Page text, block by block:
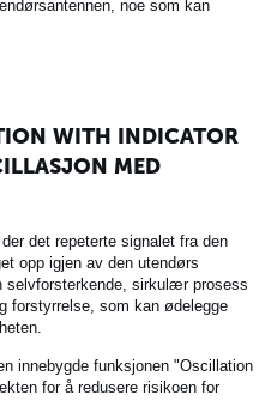
noe som kan
WITH INDICATOR
MED
det repeterte signalet fra den
opp igjen av den utendørs
selvforsterkende, sirkulær prosess
forstyrrelse, som kan ødelegge
innebygde funksjonen "Oscillation
for å redusere risikoen for